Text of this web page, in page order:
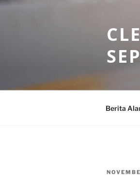
Skip
Berita
POSTED